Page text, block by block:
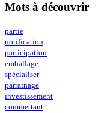
Mots à découvrir
partie
notification
participation
emballage
spécialiser
parrainage
investissement
commettant